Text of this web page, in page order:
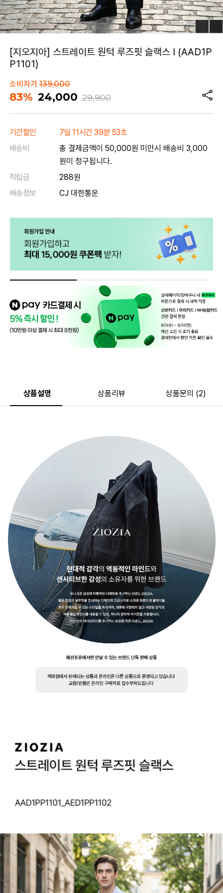
[지오지아] 스트레이트 원턱 루즈핏 슬랙스 I (AAD1P
P1101)
소비자가139,000
83% 24,000 29,900
기간할인
7일 11시간 39분 53초
배송비
총 결제금액이 50,000원 미만시 배송비 3,000
원이 청구됩니다.
적립금
288원
배송정보
CJ 대한통운
상품설명 상품리뷰 상품문의 (2)